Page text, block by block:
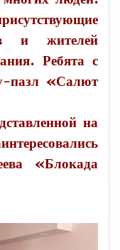
и жителей
Ребята с
пазл «Салют
на
«Блокада